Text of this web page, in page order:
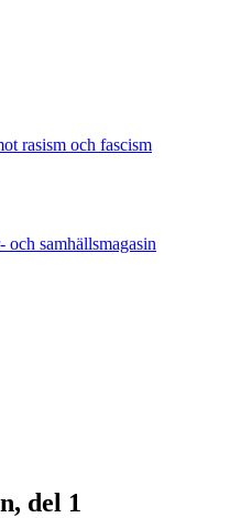
rasism och fascism
samhällsmagasin
del 1